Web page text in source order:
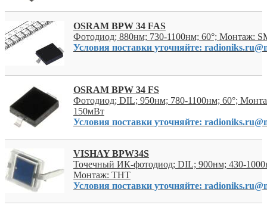
OSRAM BPW 34 FAS
Фотодиод; 880нм; 730-1100нм; 60°; Монтаж:
Условия поставки уточняйте:
OSRAM BPW 34 FS
Фотодиод; DIL; 950нм; 780-1100нм; 60°;
150мВт
Условия поставки уточняйте:
VISHAY BPW34S
Точечный ИК-фотодиод; DIL; 900нм; 430-
Монтаж: THT
Условия поставки уточняйте: